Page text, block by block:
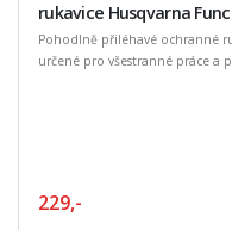
rukavice Husqvarna
Pohodlně přiléhavé ochranné
určené pro všestranné práce a
229,-